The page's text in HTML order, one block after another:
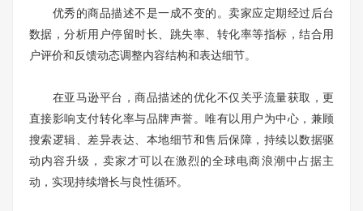
优秀的商品描述不是一成不变的。卖家应定期经过后台
数据，分析用户停留时长、跳失率、转化率等指标，结合用
户评价和反馈动态调整内容结构和表达细节。
在亚马逊平台，商品描述的优化不仅关乎流量获取，更
直接影响支付转化率与品牌声誉。唯有以用户为中心，兼顾
搜索逻辑、差异表达、本地细节和售后保障，持续以数据驱
动内容升级，卖家才可以在激烈的全球电商浪潮中占据主
动，实现持续增长与良性循环。